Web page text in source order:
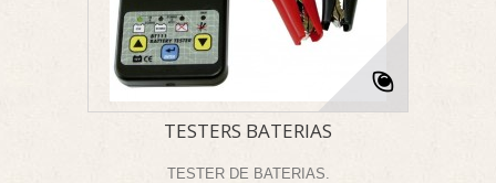
TESTERS BATERIAS
TESTER DE BATERIAS.